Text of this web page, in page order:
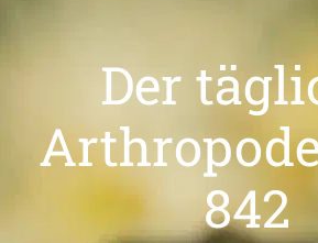
Der
842